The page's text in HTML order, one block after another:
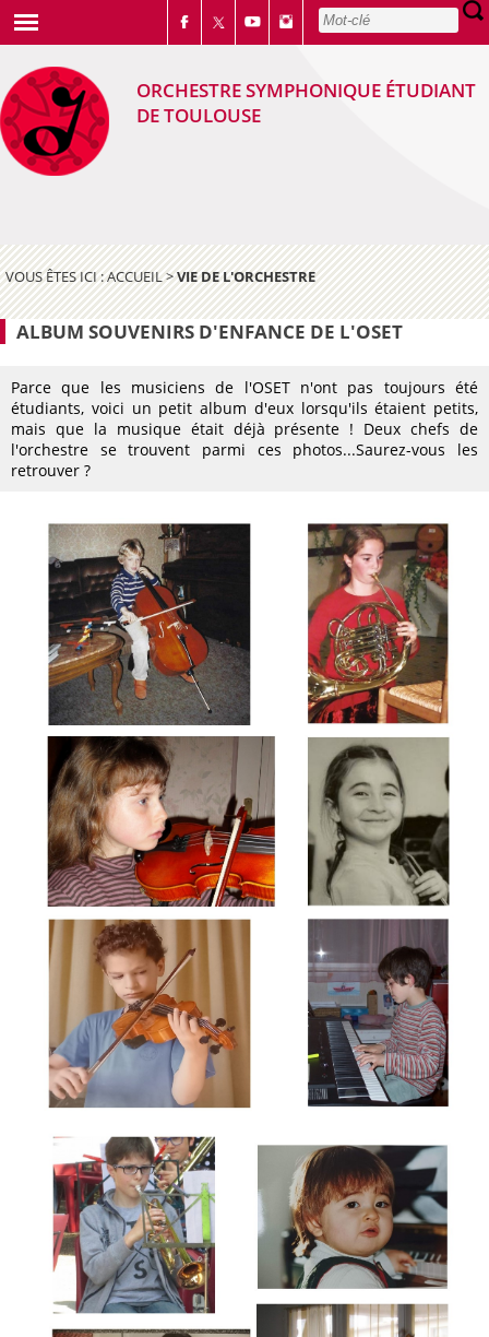
ORCHESTRE SYMPHONIQUE ÉTUDIANT
DE TOULOUSE
VOUS ÊTES ICI :ACCUEIL>VIE DE L'ORCHESTRE
ALBUM SOUVENIRS D'ENFANCE DE L'OSET
Parce que les musiciens de l'OSET n'ont pas toujours été
étudiants, voici un petit album d'eux lorsqu'ils étaient petits,
mais que la musique était déjà présente ! Deux chefs de
l'orchestre se trouvent parmi ces photos...Saurez-vous les
retrouver ?